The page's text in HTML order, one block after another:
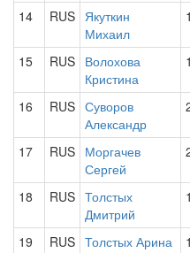
14 RUS Якуткин
Михаил
15 RUS Волохова
Кристина
16 RUS Суворов
Александр
17 RUS Моргачев
Сергей
18 RUS Толстых
Дмитрий
19 RUS Толстых Арина